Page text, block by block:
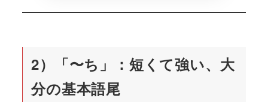
2）「〜ち」：短くて強い、大
分の基本語尾